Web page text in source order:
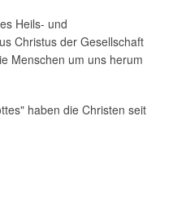
Heils- und
Christus der Gesellschaft
Menschen um uns herum
haben die Christen seit